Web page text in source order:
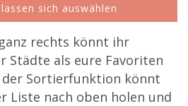
sich auswählen
rechts könnt ihr
Städte als eure Favoriten
Sortierfunktion könnt
Liste nach oben holen und